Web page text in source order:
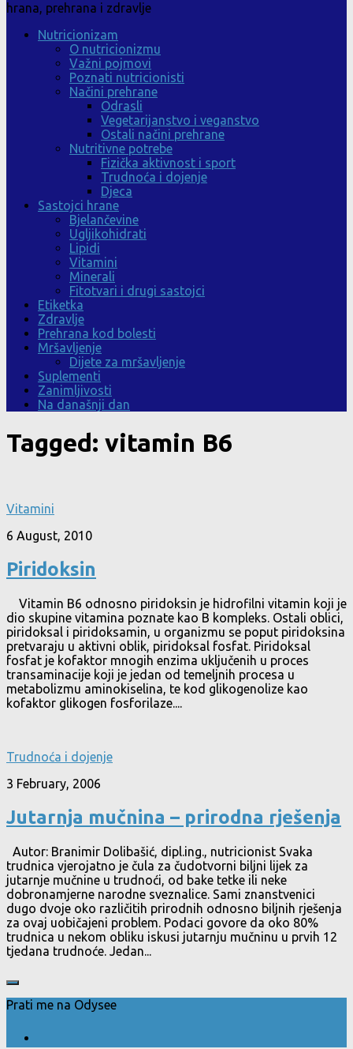
hrana, prehrana i zdravlje
Nutricionizam
O nutricionizmu
Važni pojmovi
Poznati nutricionisti
Načini prehrane
Odrasli
Vegetarijanstvo i veganstvo
Ostali načini prehrane
Nutritivne potrebe
Fizička aktivnost i sport
Trudnoća i dojenje
Djeca
Sastojci hrane
Bjelančevine
Ugljikohidrati
Lipidi
Vitamini
Minerali
Fitotvari i drugi sastojci
Etiketka
Zdravlje
Prehrana kod bolesti
Mršavljenje
Dijete za mršavljenje
Suplementi
Zanimljivosti
Na današnji dan
Tagged: vitamin B6
Vitamini
6 August, 2010
Piridoksin
Vitamin B6 odnosno piridoksin je hidrofilni vitamin koji je
dio skupine vitamina poznate kao B kompleks. Ostali oblici,
piridoksal i piridoksamin, u organizmu se poput piridoksina
pretvaraju u aktivni oblik, piridoksal fosfat. Piridoksal
fosfat je kofaktor mnogih enzima uključenih u proces
transaminacije koji je jedan od temeljnih procesa u
metabolizmu aminokiselina, te kod glikogenolize kao
kofaktor glikogen fosforilaze....
Trudnoća i dojenje
3 February, 2006
Jutarnja mučnina – prirodna rješenja
Autor: Branimir Dolibašić, dipl.ing., nutricionist Svaka
trudnica vjerojatno je čula za čudotvorni biljni lijek za
jutarnje mučnine u trudnoći, od bake tetke ili neke
dobronamjerne narodne sveznalice. Sami znanstvenici
dugo dvoje oko različitih prirodnih odnosno biljnih rješenja
za ovaj uobičajeni problem. Podaci govore da oko 80%
trudnica u nekom obliku iskusi jutarnju mučninu u prvih 12
tjedana trudnoće. Jedan...
Prati me na Odysee